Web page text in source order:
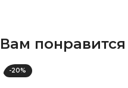
Вам понравится
-20%